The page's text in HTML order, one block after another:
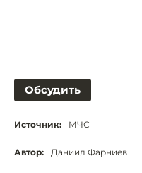
Обсудить
Источник: МЧС
Автор: Даниил Фарниев